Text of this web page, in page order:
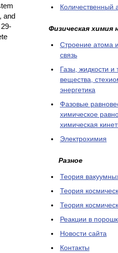
and
Количественный
Физическая химия
Cтроение атома
связь
Газы, жидкости и
вещества,
энергетика
Фазовые
химическое
химическая
Электрохимия
Разное
Теория
Теория
Теория
Реакции в
Новости сайта
Контакты